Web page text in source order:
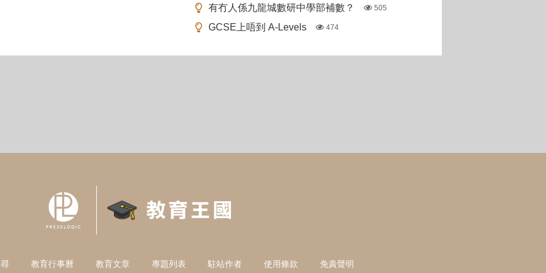
有冇人係九龍城數研中學部補數？ 505
GCSE上唔到 A-Levels 474
教育行事曆 教育文章 專題列表 駐站作者 使用條款 免責聲明